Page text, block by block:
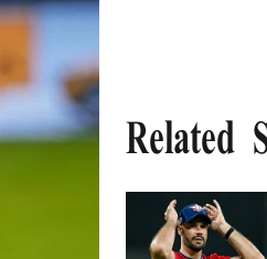
Related